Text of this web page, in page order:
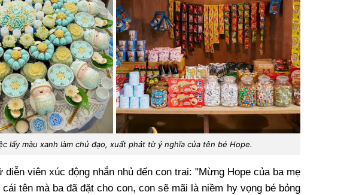
lấy màu xanh làm chủ đạo, xuất phát từ ý nghĩa của tên bé Hope.
diễn viên xúc động nhắn nhủ đến con trai: "Mừng Hope của ba mẹ
tên mà ba đã đặt cho con, con sẽ mãi là niềm hy vọng bé bỏng